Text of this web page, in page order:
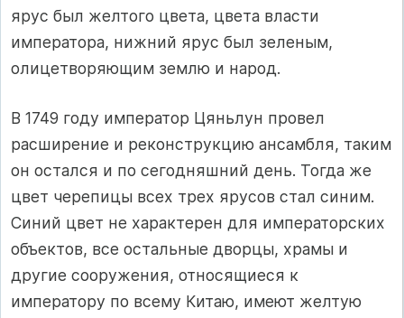
ярус был желтого цвета, цвета власти
императора, нижний ярус был зеленым,
олицетворяющим землю и народ.
В 1749 году император Цяньлун провел
расширение и реконструкцию ансамбля, таким
он остался и по сегодняшний день. Тогда же
цвет черепицы всех трех ярусов стал синим.
Синий цвет не характерен для императорских
объектов, все остальные дворцы, храмы и
другие сооружения, относящиеся к
императору по всему Китаю, имеют желтую